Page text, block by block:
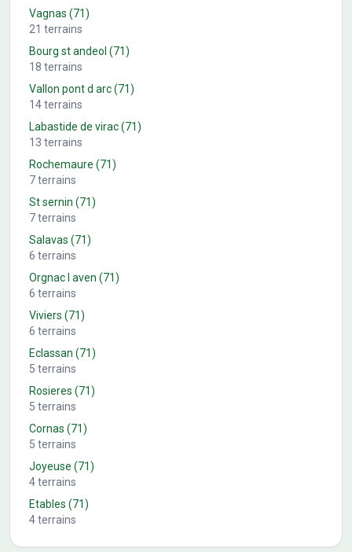
Vagnas (71)
21 terrains
Bourg st andeol (71)
18 terrains
Vallon pont d arc(71)
14terrains
Labastide de virac(71)
13 terrains
Rochemaure (71)
7terrains
St sernin (71)
7terrains
Salavas (71)
6 terrains
Orgnac l aven (71)
6 terrains
Viviers (71)
6 terrains
Eclassan (71)
5 terrains
Rosieres (71)
5 terrains
Cornas (71)
5 terrains
Joyeuse (71)
4terrains
Etables (71)
4terrains